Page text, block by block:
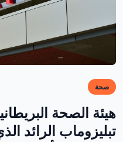
صحة
هيئة الصحة
تبليزوماب الرائد